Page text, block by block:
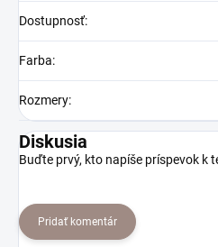
Dostupnosť:
Farba:
Rozmery:
Diskusia
Buďte prvý, kto napíše príspevok k
Pridať komentár